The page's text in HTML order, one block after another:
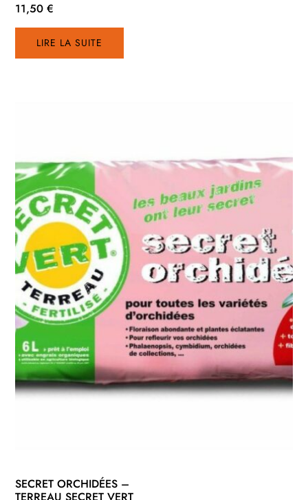
11,50€
LIRE LA SUITE
SECRET ORCHIDÉES –